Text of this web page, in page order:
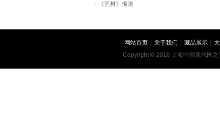
《艺树》报道
网站首页 关于我们 藏品展示
Copyright © 2016 上海中国现代国